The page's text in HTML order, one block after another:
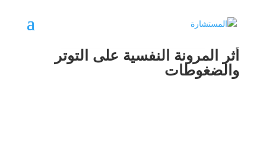
أثر المرونة النفسية على التوتر
والضغوطات